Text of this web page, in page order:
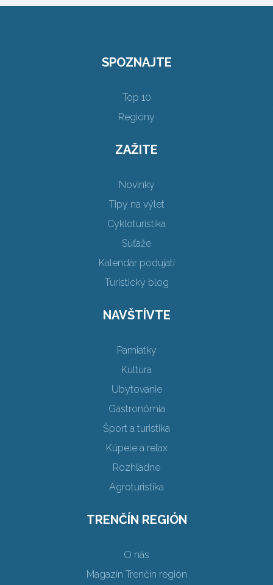
SPOZNAJTE
Top 10
Regióny
ZAŽITE
Novinky
Tipy na výlet
Cykloturistika
Súťaže
Kalendár podujatí
Turistický blog
NAVŠTÍVTE
Pamiatky
Kultúra
Ubytovanie
Gastronómia
Šport a turistika
Kúpele a relax
Rozhľadne
Agroturistika
TRENČÍN REGIÓN
O nás
Magazín Trenčín región